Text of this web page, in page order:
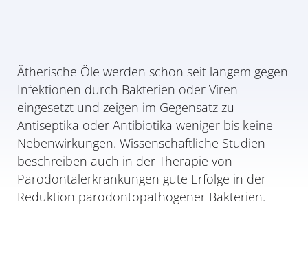
Ätherische Öle werden schon seit langem gegen
Infektionen durch Bakterien oder Viren
eingesetzt und zeigen im Gegensatz zu
Antiseptika oder Antibiotika weniger bis keine
Nebenwirkungen. Wissenschaftliche Studien
beschreiben auch in der Therapie von
Parodontalerkrankungen gute Erfolge in der
Reduktion parodontopathogener Bakterien.